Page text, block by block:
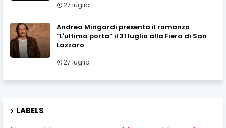
27 luglio
Andrea Mingardi presenta il romanzo
“L'ultima porta” il 31 luglio alla Fiera di San
Lazzaro
27 luglio
LABELS